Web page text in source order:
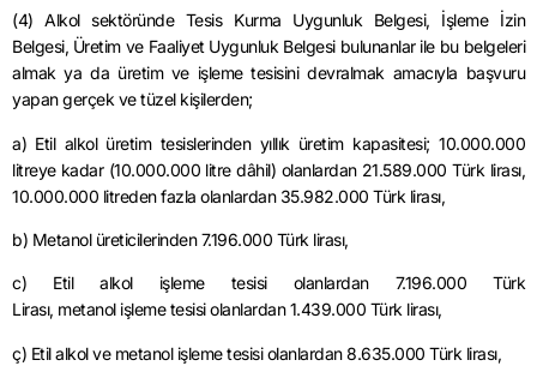
(4) Alkol sektöründe Tesis Kurma Uygunluk Belgesi, İşleme İzin
Belgesi, Üretim ve Faaliyet Uygunluk Belgesi bulunanlar ile bu belgeleri
almak ya da üretim ve işleme tesisini devralmak amacıyla başvuru
yapan gerçek ve tüzel kişilerden;
a) Etil alkol üretim tesislerinden yıllık üretim kapasitesi; 10.000.000
litreye kadar (10.000.000 litre dâhil) olanlardan 21.589.000 Türk lirası,
10.000.000 litreden fazla olanlardan 35.982.000 Türk lirası,
b) Metanolüreticilerinden 7.196.000 Türk lirası,
c) Etil alkol işleme tesisi olanlardan 7.196.000 Türk
Lirası, metanolişleme tesisi olanlardan 1.439.000 Türk lirası,
ç) Etil alkol ve metanolişleme tesisi olanlardan 8.635.000 Türk lirası,